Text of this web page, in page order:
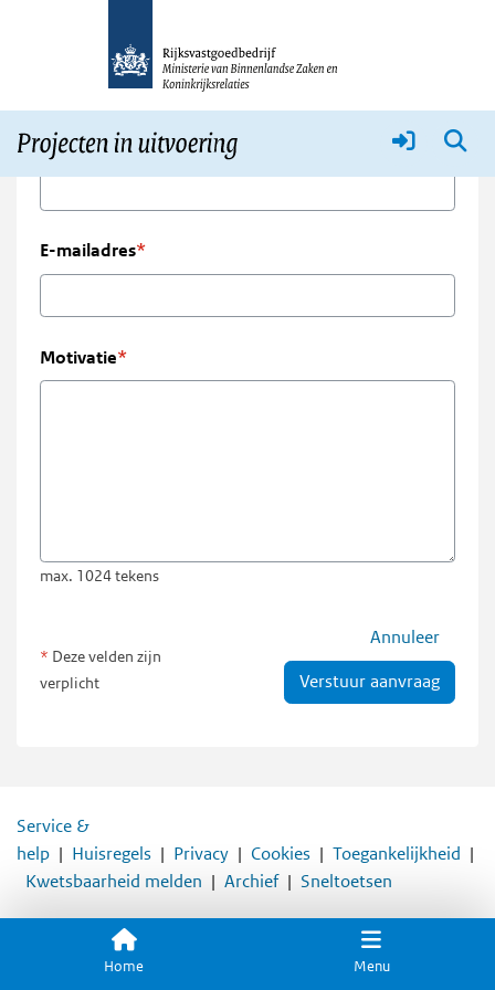
Home Menu
Accountverzoek
Naam
E-mailadres
Motivatie
max. 1024 tekens
Deze velden zijn
verplicht
Annuleer
Service &
help
Huisregels Privacy Cookies
Toegankelijkheid
Kwetsbaarheid melden
Archief Sneltoetsen